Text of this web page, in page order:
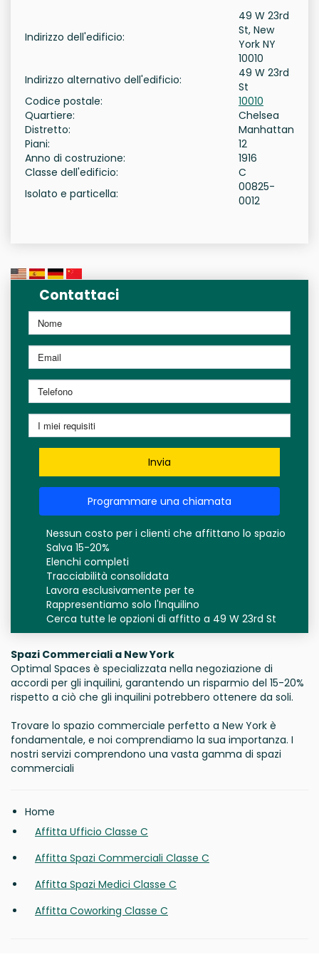
Indirizzo dell'edificio:
49 W 23rd
St, New
York NY
10010
Indirizzo alternativo dell'edificio:
49 W 23rd
St
Codice postale:
10010
Quartiere:
Chelsea
Distretto:
Manhattan
Piani:
12
Anno di costruzione:
1916
Classe dell'edificio:
C
Isolato e particella:
00825-
0012
Contattaci
Invia
Programmare una chiamata
Nessun costo per i clienti che affittano lo spazio
Salva 15-20%
Elenchi completi
Tracciabilità consolidata
Lavora esclusivamente per te
Rappresentiamo solo l'Inquilino
Cerca tutte le opzioni di affitto a 49 W 23rd St
Spazi Commerciali a New York
Optimal Spaces è specializzata nella negoziazione di
accordi per gli inquilini, garantendo un risparmio del 15-20%
rispetto a ciò che gli inquilini potrebbero ottenere da soli.
Trovare lo spazio commerciale perfetto a New York è
fondamentale, e noi comprendiamo la sua importanza. I
nostri servizi comprendono una vasta gamma di spazi
commerciali
Home
Affitta Ufficio Classe C
Affitta Spazi Commerciali Classe C
Affitta Spazi Medici Classe C
Affitta Coworking Classe C